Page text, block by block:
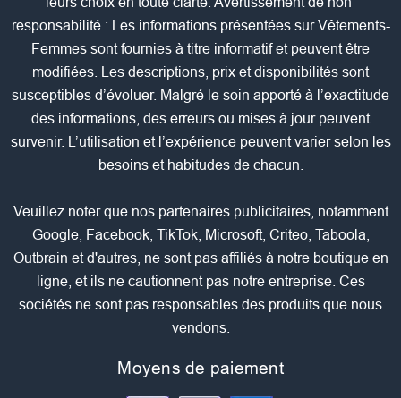
responsabilité : Les informations présentées sur Vêtements-
Femmes sont fournies à titre informatif et peuvent être
modifiées. Les descriptions, prix et disponibilités sont
susceptibles d’évoluer. Malgré le soin apporté à l’exactitude
des informations, des erreurs ou mises à jour peuvent
survenir. L’utilisation et l’expérience peuvent varier selon les
besoins et habitudes de chacun.
Veuillez noter que nos partenaires publicitaires, notamment
Google, Facebook, TikTok, Microsoft, Criteo, Taboola,
Outbrain et d'autres, ne sont pas affiliés à notre boutique en
ligne, et ils ne cautionnent pas notre entreprise. Ces
sociétés ne sont pas responsables des produits que nous
vendons.
Moyens de paiement